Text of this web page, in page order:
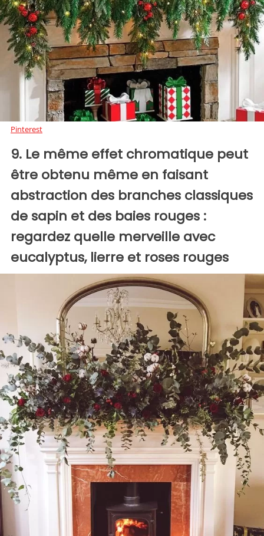
Pinterest
9. Le même effet chromatique peut
être obtenu même en faisant
abstraction des branches classiques
de sapin et des baies rouges :
regardez quelle merveille avec
eucalyptus, lierre et roses rouges